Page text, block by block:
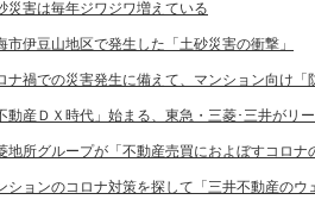
災害は毎年ジワジワ増えている
市伊豆山地区で発生した「土砂災害の衝撃」
ナ禍での災害発生に備えて、マンション向け「
動産ＤＸ時代」始まる、東急・三菱･三井がリ
地所グループが「不動産売買におよぼすコロナ
ションのコロナ対策を探して「三井不動産のウ